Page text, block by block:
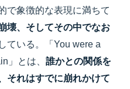
で象徴的な表現に満ちて
壊、そしてその中でなお
ている。「You were a
」とは、 誰かとの関係を
それはすでに崩れかけて